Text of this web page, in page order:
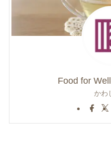
Food for
かわ